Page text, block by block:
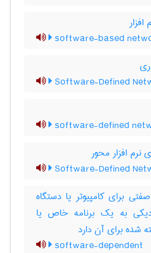
software-based
Software-Defined
software-defined
نرم افزار محور
Software-Defined
برای کامپیوتر یا دستگاه
به یک برنامه خاص یا
شده برای آن دارد
software-dependent